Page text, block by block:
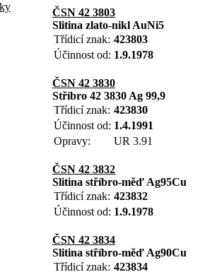
ČSN 42 3803
Slitina zlato-nikl AuNi5
Třídicí znak: 423803
Účinnost od: 1.9.1978
ČSN 42 3830
Stříbro 42 3830 Ag 99,9
Třídicí znak: 423830
Účinnost od: 1.4.1991
Opravy:
UR 3.91
ČSN 42 3832
Slitina stříbro-měď Ag95Cu
Třídicí znak: 423832
Účinnost od: 1.9.1978
ČSN 42 3834
Slitina stříbro-měď Ag90Cu
Třídicí znak: 423834